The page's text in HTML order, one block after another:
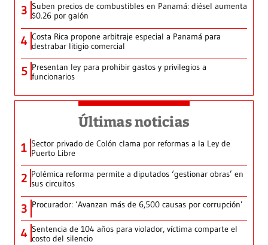
3 Suben precios de combustibles en Panamá: diésel aumenta
$0.26 por galón
4 Costa Rica propone arbitraje especial a Panamá para
destrabar litigio comercial
5 Presentan ley para prohibir gastos y privilegios a
funcionarios
Últimas noticias
1 Sector privado de Colón clama por reformas a la Ley de
Puerto Libre
2 Polémica reforma permite a diputados ‘gestionar obras’ en
sus circuitos
3 Procurador: ‘Avanzan más de 6,500 causas por corrupción’
4 Sentencia de 104 años para violador, víctima comparte el
costo del silencio